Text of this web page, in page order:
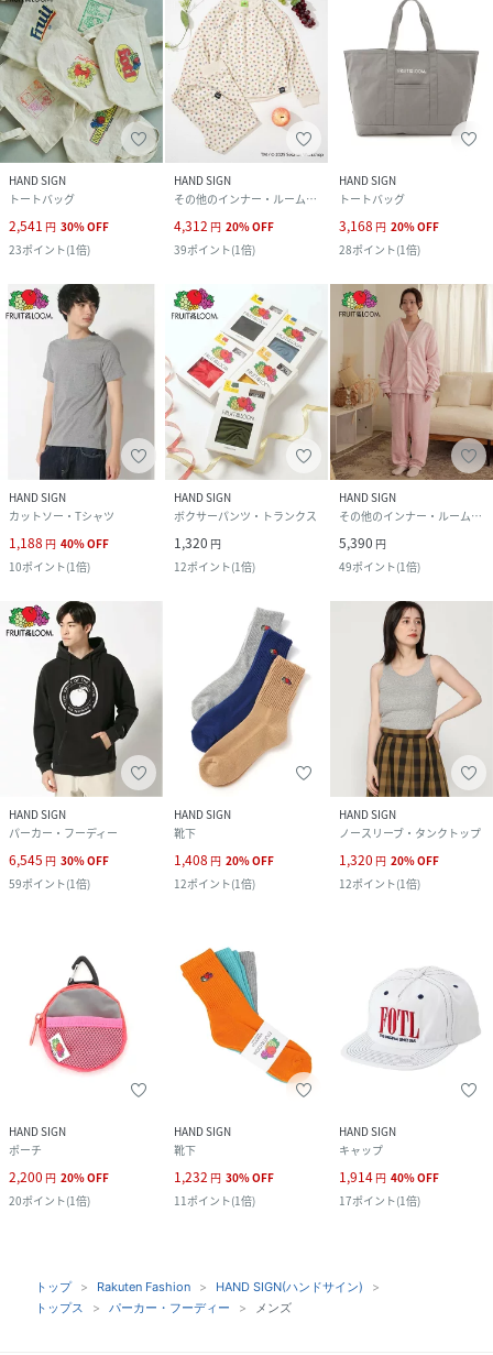
HAND SIGN
トートバッグ
2,541 円 30%OFF
23ポイント(1倍)
HAND SIGN
その他のインナー・ルームウェア
4,312 円 20%OFF
39ポイント(1倍)
HAND SIGN
トートバッグ
3,168 円 20%OFF
28ポイント(1倍)
HAND SIGN
カットソー・Tシャツ
1,188 円 40%OFF
10ポイント(1倍)
HAND SIGN
ボクサーパンツ・トランクス
1,320 円
12ポイント(1倍)
HAND SIGN
その他のインナー・ルームウェア
5,390 円
49ポイント(1倍)
HAND SIGN
パーカー・フーディー
6,545 円 30%OFF
59ポイント(1倍)
HAND SIGN
靴下
1,408 円 20%OFF
12ポイント(1倍)
HAND SIGN
ノースリーブ・タンクトップ
1,320 円 20%OFF
12ポイント(1倍)
HAND SIGN
ポーチ
2,200 円 20%OFF
20ポイント(1倍)
HAND SIGN
靴下
1,232 円 30%OFF
11 ポイント(1倍)
HAND SIGN
キャップ
1,914 円 40%OFF
17ポイント(1倍)
トップ Rakuten Fashion
HAND SIGN(ハンドサイン)
トップス
パーカー・フーディー メンズ